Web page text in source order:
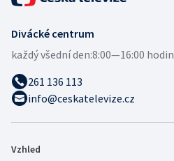
Divácké centrum
každý všední den:8:00—16:00 hodin
261 136 113
info@ceskatelevize.cz
Vzhled